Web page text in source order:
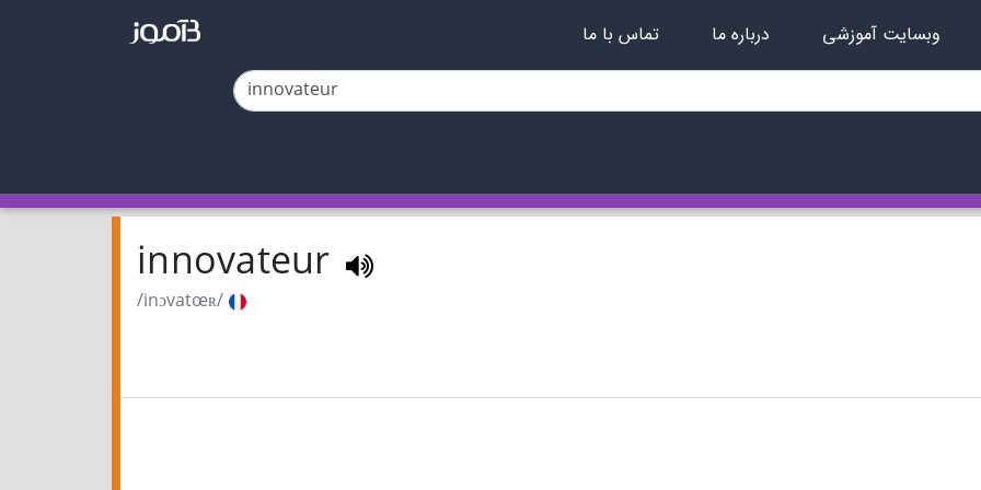
وبسایت آموزشی درباره ما تماس با ما
innovateur
/inɔvatœʀ/